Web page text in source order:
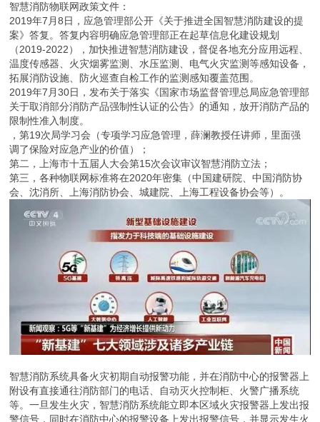
智慧消防物联网政策文件：
2019年7月8日，应急管理部公开《关于推进全国智慧消防建设的提
案》答复。答复内容明确应急管理部正在起草信息化建设规划
（2019-2022），加快推进智慧消防建设，督促各地充分应用远程、
温度传感器、火灾烟雾监测、水压监测、电气火灾监测等感知设备，
拓展消防设施、防火巡查自检工作的监测感知覆盖范围。
2019年7月30日，发布关于落实《国家市场监督管理总局应急管理部
关于取消部分消防产品强制性认证的公告》的通知，放开消防产品的
限制性准入制度。
，第19次局学习会（专项学习应急管理，薛澜教授任讲师，里面强
调了保险对应急产业的价值）；
第二，上海市十五届人大会第15次会议审议智慧消防立法；
第三，各种物联网标准将在2020年密集（中国建研院、中国消防协
会、沈消所、上海消防协会、城建院、上海工程设备协会等）。
智慧消防系统具备火灾初期自动报警功能，并在消防中心的报警器上
附设有直接通往消防部门的电话、自动灭火控制柜、火警广播系统
等。一旦发生火灾，智慧消防系统能立即本区域火灾报警器上发出报
警信号，同时在消防中心的报警设备上发出报警信号，并显示发生火